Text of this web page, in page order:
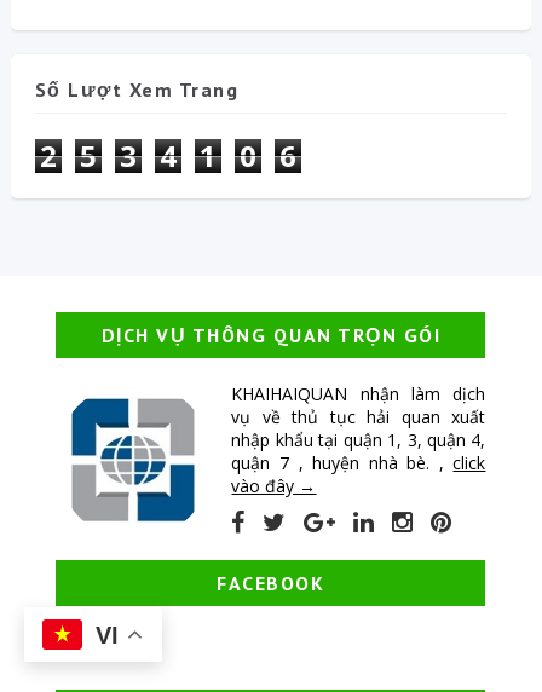
Số Lượt Xem Trang
2 5 3 4 1 0 6
DỊCH VỤ THÔNG QUAN TRỌN GÓI
KHAIHAIQUAN nhận làm dịch
vụ về thủ tục hải quan xuất
nhập khẩu tại quận 1, 3, quận 4,
quận 7 , huyện nhà bè. ,click
vào đây →
FACEBOOK
VI